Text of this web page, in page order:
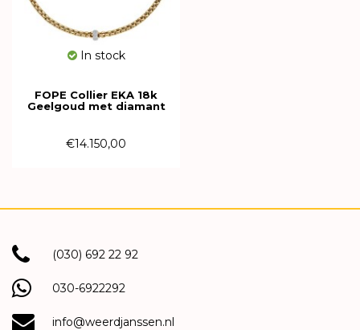
In stock
FOPE Collier EKA 18k
Geelgoud met diamant
€14.150,00
(030) 692 22 92
030-6922292
info@weerdjanssen.nl